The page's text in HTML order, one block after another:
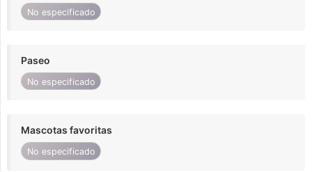
No especificado
Paseo
No especificado
Mascotas favoritas
No especificado